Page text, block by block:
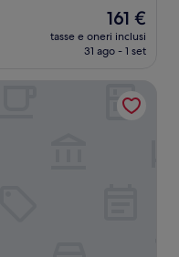
Il
prezzo
attuale
161 €
161 €
tasse e oneri inclusi
31 ago - 1 set